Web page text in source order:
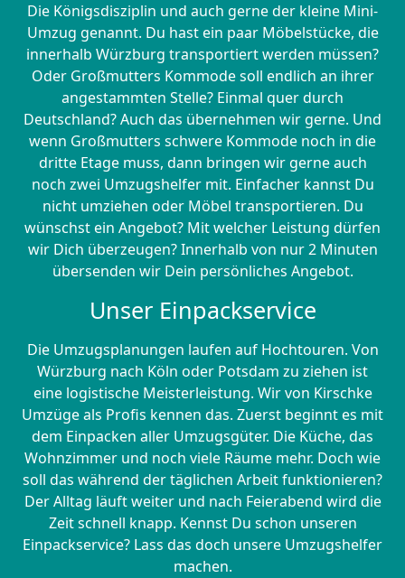
Die Königsdisziplin und auch gerne der kleine Mini-
Umzug genannt. Du hast ein paar Möbelstücke, die
innerhalb Würzburg transportiert werden müssen?
Oder Großmutters Kommode soll endlich an ihrer
angestammten Stelle? Einmal quer durch
Deutschland? Auch das übernehmen wir gerne. Und
wenn Großmutters schwere Kommode noch in die
dritte Etage muss, dann bringen wir gerne auch
noch zwei Umzugshelfer mit. Einfacher kannst Du
nicht umziehen oder Möbel transportieren. Du
wünschst ein Angebot? Mit welcher Leistung dürfen
wir Dich überzeugen? Innerhalb von nur 2 Minuten
übersenden wir Dein persönliches Angebot.
Unser Einpackservice
Die Umzugsplanungen laufen auf Hochtouren. Von
Würzburg nach Köln oder Potsdam zu ziehen ist
eine logistische Meisterleistung. Wir von Kirschke
Umzüge als Profis kennen das. Zuerst beginnt es mit
dem Einpacken aller Umzugsgüter. Die Küche, das
Wohnzimmer und noch viele Räume mehr. Doch wie
soll das während der täglichen Arbeit funktionieren?
Der Alltag läuft weiter und nach Feierabend wird die
Zeit schnell knapp. Kennst Du schon unseren
Einpackservice? Lass das doch unsere Umzugshelfer
machen.